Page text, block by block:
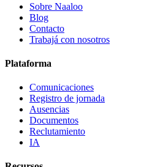
Sobre Naaloo
Blog
Contacto
Trabajá con nosotros
Plataforma
Comunicaciones
Registro de jornada
Ausencias
Documentos
Reclutamiento
IA